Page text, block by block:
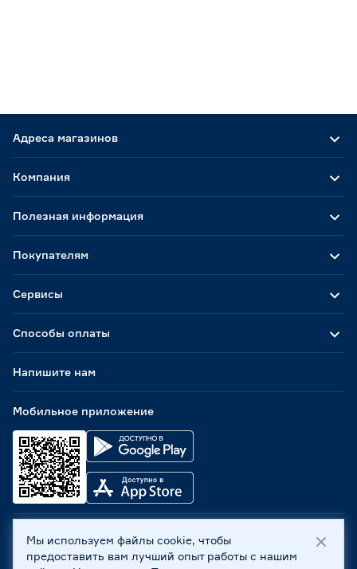
Адреса магазинов
Способы оплаты
Мобильное приложение
Компания
Полезная информация
Покупателям
Сервисы
Напишите нам
ООО «Бауцентр Рус» 2004 -2026, 236029, г. Калининград,
ул. А.Невского, 205. ИНН 7702596813, КПП 390601001 ©
Мы используем файлы cookie, чтобы
предоставить вам лучший опыт работы с нашим